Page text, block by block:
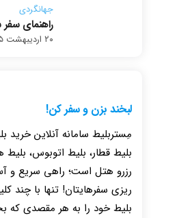
جهانگردی
راهنمای سفر
۲۰ اردیبهشت ۱۴۰۵
لبخند بزن و سفر کن!
مِستربلیط سامانه آنلاین خرید
بلیط قطار، بلیط اتوبوس، بلیط
رزرو هتل است؛ راهی سریع و
ریزی سفرهایتان! تنها با چند
بلیط خود را به هر مقصدی که